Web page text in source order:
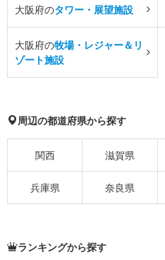
大阪府のタワー・展望施設
大阪府の牧場・レジャー＆リ
ゾート施設
周辺の都道府県から探す
関西 滋賀県
兵庫県 奈良県
ランキングから探す